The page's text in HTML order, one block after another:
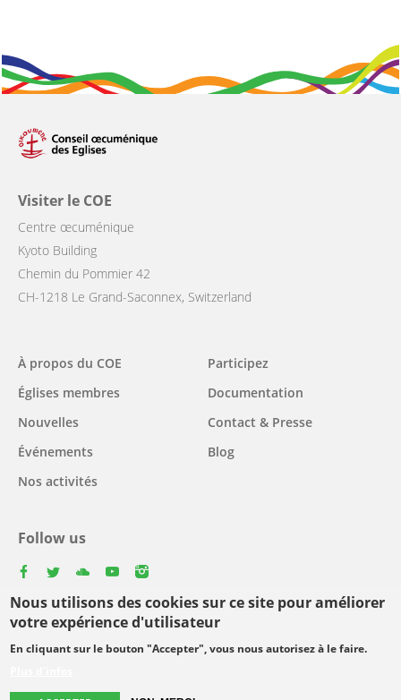
Nous utilisons des cookies sur ce site pour améliorer
votre expérience d'utilisateur
En cliquant sur le bouton "Accepter", vous nous autorisez à le faire.
Visiter le COE
Centre œcuménique
Kyoto Building
Chemin du Pommier 42
CH-1218 Le Grand-Saconnex, Switzerland
Main
navigation
À propos du COE
Églises membres
Nouvelles
Événements
Nos activités
Participez
Documentation
Contact & Presse
Blog
Follow us
Select
your
Footer
Protection des données personnelles